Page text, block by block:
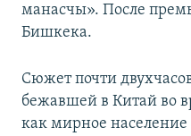
манасчы». После
Бишкека.
Сюжет почти
бежавшей в Китай во
как мирное население